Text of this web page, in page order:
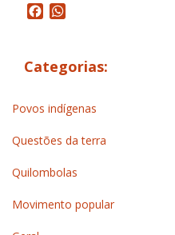
Facebook
Categorias:
Povos indígenas
Questões da terra
Quilombolas
Movimento popular